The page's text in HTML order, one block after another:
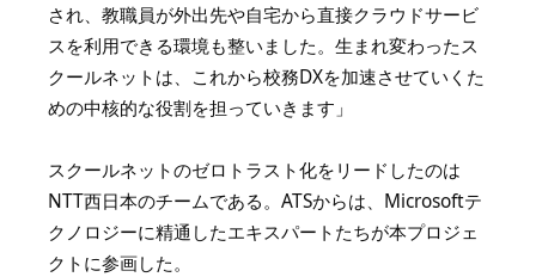
され、教職員が外出先や自宅から直接クラウドサービ
スを利用できる環境も整いました。生まれ変わったス
クールネットは、これから校務DXを加速させていくた
めの中核的な役割を担っていきます」
スクールネットのゼロトラスト化をリードしたのは
NTT西日本のチームである。ATSからは、Microsoftテ
クノロジーに精通したエキスパートたちが本プロジェ
クトに参画した。